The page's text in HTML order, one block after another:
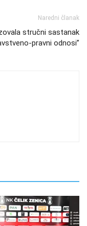
Naredni članak
stručni sastanak
pravni odnosi”